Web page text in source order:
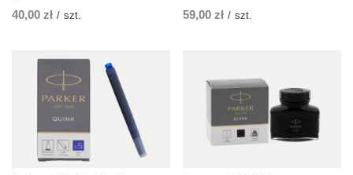
40,00 zł / szt. 59,00 zł / szt.